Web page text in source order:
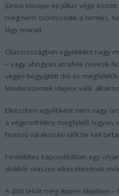
június közepe és július vége
még nem csontosodik a termés,
lágy marad.
Olaszországban egyébként nagy
– vagy ahogyan arrafelé nevezik
végén begyűjtött dió és
Mindenszentek idejére válik
Elkészíteni egyébként nem nagy
a végeredmény megfelelő legyen,
hosszú várakozási időt be kell
Fentiekhez kapcsolódóan egy
diólikőr olaszos elkészítésének
A diót tehát még éppen idejében –